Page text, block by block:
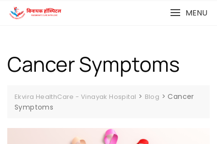
MENU
Cancer Symptoms
Ekvira HealthCare - Vinayak Hospital > Blog >Cancer
Symptoms